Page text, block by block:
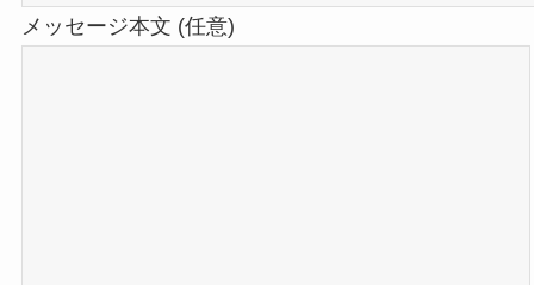
メッセージ本文 (任意)